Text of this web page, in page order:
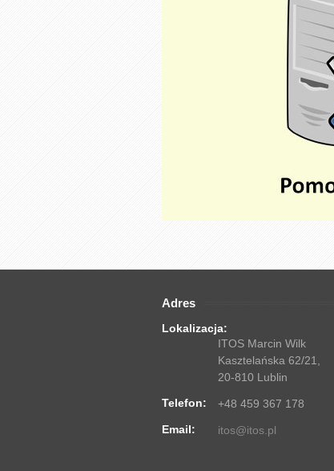
Adres
Lokalizacja:
ITOS Marcin Wilk
Kasztelańska 62/21,
20-810 Lublin
Telefon:
+48 459 367 178
Email:
itos@itos.pl